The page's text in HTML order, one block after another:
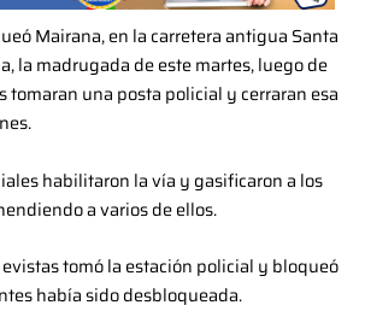
Mairana, en la carretera antigua Santa
la madrugada de este martes, luego de
tomaran una posta policial y cerraran esa
habilitaron la vía y gasificaron a los
a varios de ellos.
tomó la estación policial y bloqueó
había sido desbloqueada.